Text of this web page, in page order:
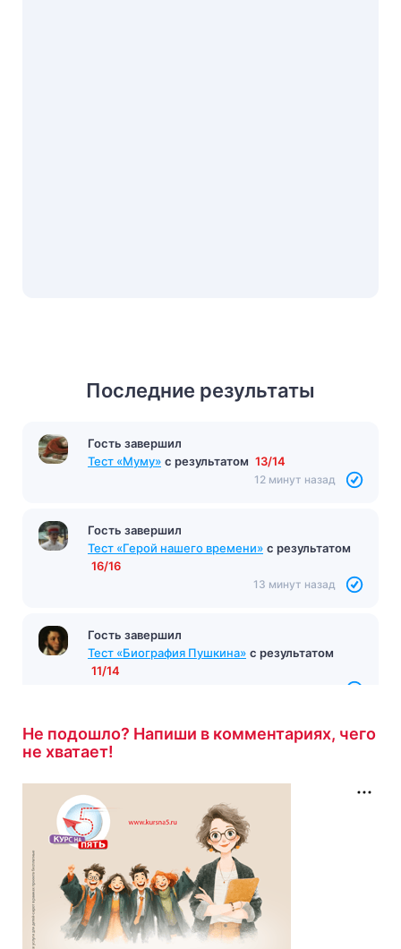
Последние результаты
Гость завершил
Тест «Муму» с результатом 13/14
12 минут назад
Гость завершил
Тест «Герой нашего времени» с результатом
16/16
13 минут назад
Гость завершил
Тест «Биография Пушкина» с результатом
11/14
Не подошло? Напиши в комментариях, чего
не хватает!